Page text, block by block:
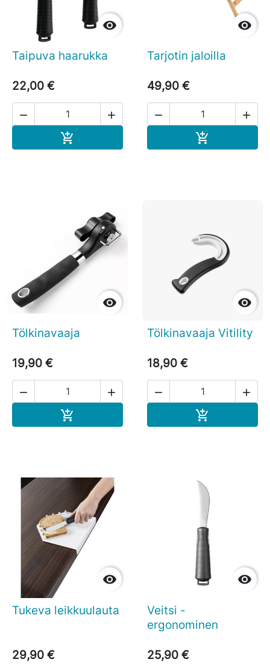

Taipuva haarukka
22,00 €
 


Tarjotin jaloilla
49,90 €
 


Tölkinavaaja
19,90 €
 


Tölkinavaaja Vitility
18,90 €
 


Tukeva leikkuulauta
29,90 €

Veitsi -
ergonominen
25,90 €